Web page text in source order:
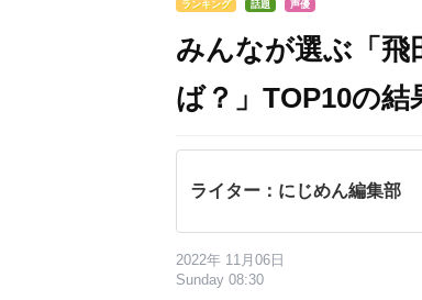
ランキング 話題 声優
みんなが選ぶ「飛
ば？」TOP10の結
ライター：にじめん編集部
2022年 11月06日
Sunday 08:30